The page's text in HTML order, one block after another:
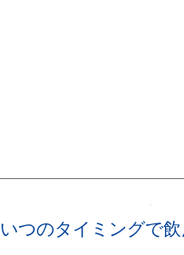
いつのタイミングで